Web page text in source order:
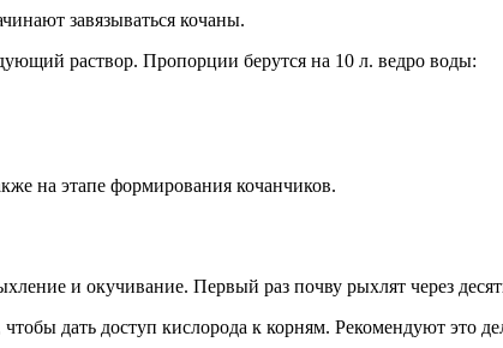
завязываться кочаны.
раствор. Пропорции берутся на 10 л. ведро воды:
на этапе формирования кочанчиков.
и окучивание. Первый раз почву рыхлят через
дать доступ кислорода к корням. Рекомендуют это